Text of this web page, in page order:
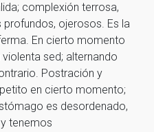
complexión terrosa,
ojerosos. Es la
En cierto momento
sed; alternando
Postración y
en cierto momento;
es desordenado,
tenemos